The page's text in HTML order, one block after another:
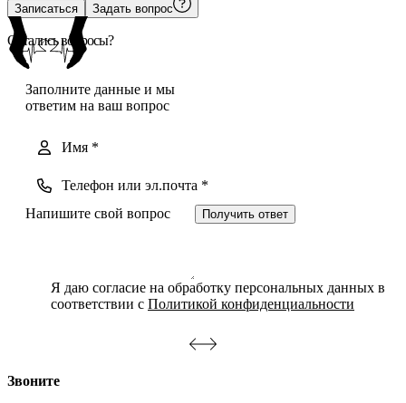
Записаться Задать вопрос
Остались вопросы?
Заполните данные и мы
ответим на ваш вопрос
Получить ответ
Я даю согласие на обработку персональных данных в
соответствии с Политикой конфиденциальности
Звоните